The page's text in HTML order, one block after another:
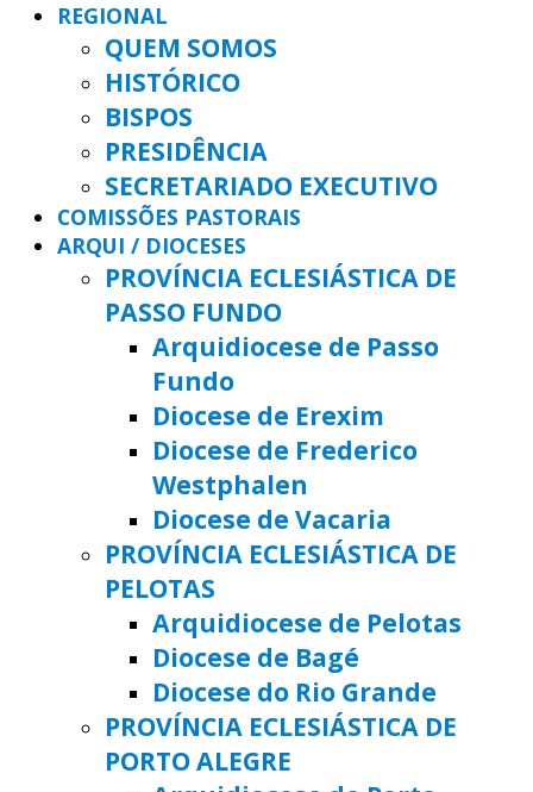
REGIONAL
QUEM SOMOS
HISTÓRICO
BISPOS
PRESIDÊNCIA
SECRETARIADO EXECUTIVO
COMISSÕES PASTORAIS
ARQUI / DIOCESES
PROVÍNCIA ECLESIÁSTICA DE
PASSO FUNDO
Arquidiocese de Passo
Fundo
Diocese de Erexim
Diocese de Frederico
Westphalen
Diocese de Vacaria
PROVÍNCIA ECLESIÁSTICA DE
PELOTAS
Arquidiocese de Pelotas
Diocese de Bagé
Diocese do Rio Grande
PROVÍNCIA ECLESIÁSTICA DE
PORTO ALEGRE